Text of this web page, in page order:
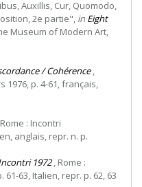
Auxillis, Cur, Quomodo,
2e partie", in Eight
Museum of Modern Art,
/ Cohérence,
1976, p. 4-61, français,
: Incontri
anglais, repr. n. p.
1972, Rome :
61-63, Italien, repr. p. 62, 63